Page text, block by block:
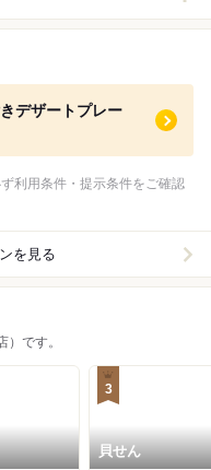
デザートプレー
利用条件・提示条件をご確認
を見る
です。
3
貝せん